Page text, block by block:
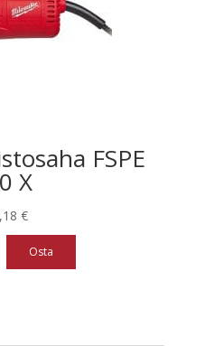
FSPE
X
€
Osta